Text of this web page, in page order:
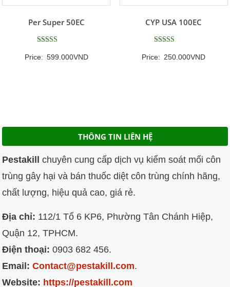
Per Super 50EC
hạng
Price: 599.000VND
CYP USA 100EC
hạng
Price: 250.000VND
THÔNG TIN LIÊN HỆ
Pestakill
chuyên cung cấp dịch vụ kiểm soát mối côn
trùng gây hại và bán thuốc diệt côn trùng chính hãng,
chất lượng, hiệu quả cao, giá rẻ.
Địa chỉ: 112/1 Tổ 6 KP6, Phường Tân Chánh Hiệp,
Quận 12, TPHCM.
Điện thoại: 0903 682 456.
Email: Contact@pestakill.com.
Website: https://pestakill.com